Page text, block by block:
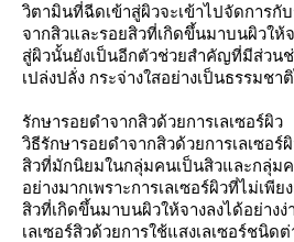
วิตามินที่ฉีดเข้าสู่ผิวจะเข้าไปจัดการกั
จากสิวและรอยสิวที่เกิดขึ้นมาบนผิวให้
สู่ผิวนั้นยังเป็นอีกตัวช่วยสำคัญที่มีส่วนช่
เปล่งปลั่ง กระจ่างใสอย่างเป็นธรรมช
รักษารอยดำจากสิวด้วยการเลเซอร์ผิว
วิธีรักษารอยดำจากสิวด้วยการเลเซอร์
สิวที่มักนิยมในกลุ่มคนเป็นสิวและกลุ่ม
อย่างมากเพราะการเลเซอร์ผิวที่ไม่เพี
สิวที่เกิดขึ้นมาบนผิวให้จางลงได้อย่าง
เลเซอร์สิวด้วยการใช้แสงเลเซอร์ชนิด